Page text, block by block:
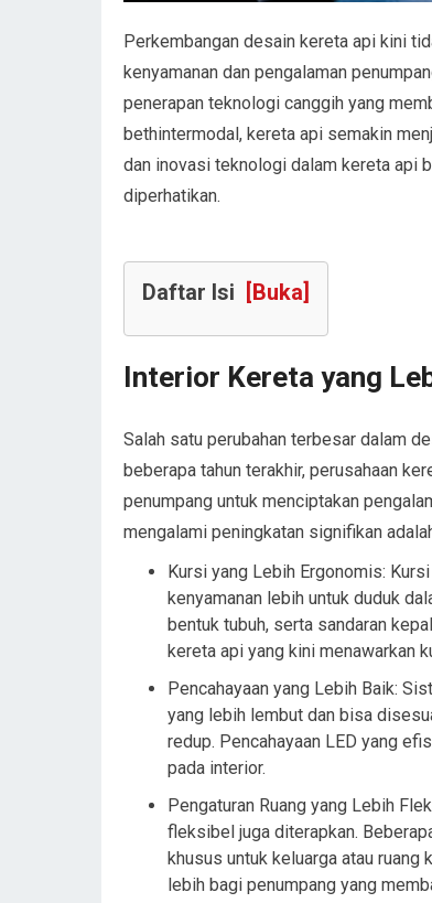
Perkembangan desain kereta api kini
kenyamanan dan pengalaman
penerapan teknologi canggih yang
bethintermodal, kereta api semakin
dan inovasi teknologi dalam kereta api
diperhatikan.
Daftar Isi [Buka]
Interior Kereta yang
Salah satu perubahan terbesar dalam
beberapa tahun terakhir, perusahaan
penumpang untuk menciptakan
mengalami peningkatan signifikan
Kursi yang Lebih Ergonomis:
kenyamanan lebih untuk duduk
bentuk tubuh, serta sandaran
kereta api yang kini menawarkan
Pencahayaan yang Lebih Baik:
yang lebih lembut dan bisa
redup. Pencahayaan LED yang
pada interior.
Pengaturan Ruang yang Lebih
fleksibel juga diterapkan.
khusus untuk keluarga atau ruang
lebih bagi penumpang yang